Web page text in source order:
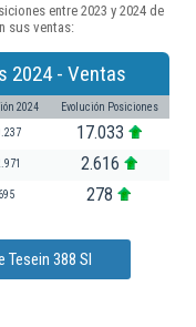
entre 2023 y 2024 de
sus ventas:
2024 - Ventas
2024 Evolución Posiciones
17.033
2.616
695 278
388 Sl